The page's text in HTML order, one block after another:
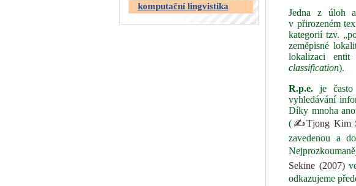
Jedna z úloh
v přirozeném
kategorií tzv.
zeměpisné
lokalizaci
classification).
R.p.e. je často
vyhledávání
Díky mnoha
( ✍Tjong Kim
zavedenou a
Sekine (2007)
odkazujeme
komputační lingvistika